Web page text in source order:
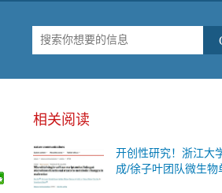
相关阅读
开创性研究！浙江大
成/徐子叶团队微生物